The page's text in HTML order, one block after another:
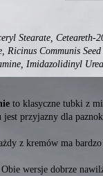
Stearate,
Ricinus Communis
Imidazolidinyl
to klasyczne tubki z
jest przyjazny dla
z kremów ma
Obie wersje dobrze